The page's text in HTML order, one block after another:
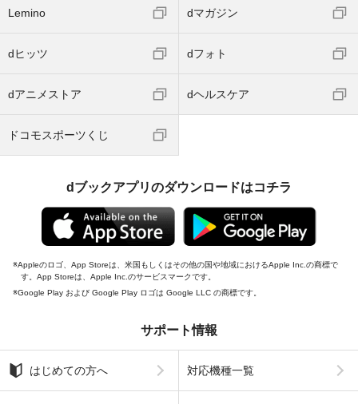
Lemino dマガジン
dヒッツ dフォト
dアニメストア dヘルスケア
ドコモスポーツくじ
dブックアプリのダウンロードはコチラ
Appleのロゴ、App Storeは、米国もしくはその他の国や地域におけるApple Inc.の商標で
す。App Storeは、Apple Inc.のサービスマークです。
Google Play および Google Play ロゴは Google LLC の商標です。
サポート情報
はじめての方へ 対応機種一覧